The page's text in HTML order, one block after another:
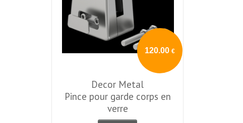
120.00 €
Decor Metal
Pince pour garde corps en
verre